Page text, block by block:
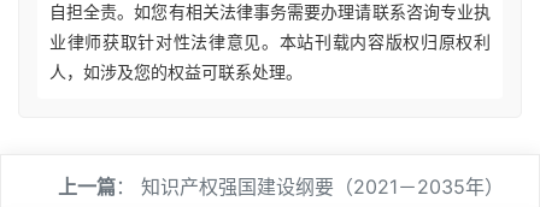
自担全责。如您有相关法律事务需要办理请联系咨询专业执
业律师获取针对性法律意见。本站刊载内容版权归原权利
人，如涉及您的权益可联系处理。
上一篇： 知识产权强国建设纲要（2021－2035年）